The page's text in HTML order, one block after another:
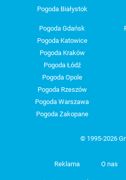
Pogoda Białystok
Pogoda Gdańsk
Pogoda Katowice
Pogoda Kraków
Pogoda Łódź
Pogoda Opole
Pogoda Rzeszów
Pogoda Warszawa
Pogoda Zakopane
© 1995-2026
Reklama O nas